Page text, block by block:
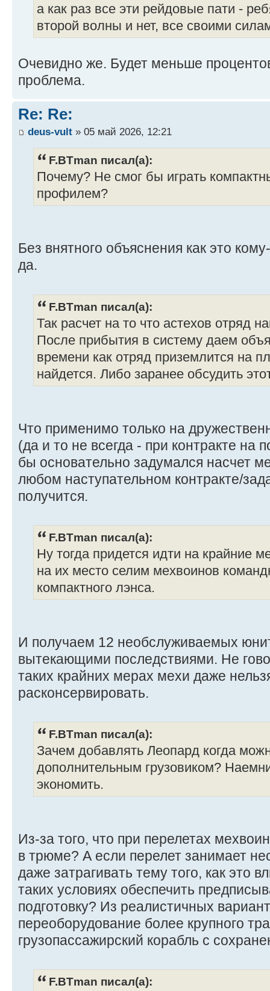
а как раз все эти рейдовые пати -
второй волны и нет, все своими
Очевидно же. Будет меньше
проблема.
Re: Re:
deus-vult » 05 май 2026, 12:21
F.BTman писал(а):
Почему? Не смог бы играть
профилем?
Без внятного объяснения как это
да.
F.BTman писал(а):
Так расчет на то что астехов отряд
После прибытия в систему даем
времени как отряд приземлится на
найдется. Либо заранее обсудить
Что применимо только на
(да и то не всегда - при контракте на
бы основательно задумался насчет
любом наступательном контракте/
получится.
F.BTman писал(а):
Ну тогда придется идти на крайние
на их место селим мехвоинов
компактного лэнса.
И получаем 12 необслуживаемых
вытекающими последствиями. Не
таких крайних мерах мехи даже
расконсервировать.
F.BTman писал(а):
Зачем добавлять Леопард когда
дополнительным грузовиком?
экономить.
Из-за того, что при перелетах
в трюме? А если перелет занимает
даже затрагивать тему того, как это
таких условиях обеспечить
подготовку? Из реалистичных
переоборудование более крупного
грузопассажирский корабль с
F.BTman писал(а):